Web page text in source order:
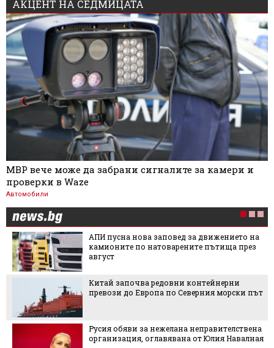
АКЦЕНТ НА СЕДМИЦАТА
МВР вече може да забрани сигналите за камери и
проверки в Waze
Автомобили
АПИ пусна нова заповед за движението на
камионите по натоварените пътища през
август
Китай започва редовни контейнерни
превози до Европа по Северния морски път
Русия обяви за нежелана неправителствена
организация, оглавявана от Юлия Навалная